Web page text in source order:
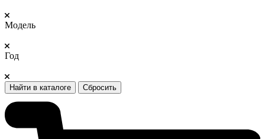
Модель
Год
Найти в каталоге Сбросить